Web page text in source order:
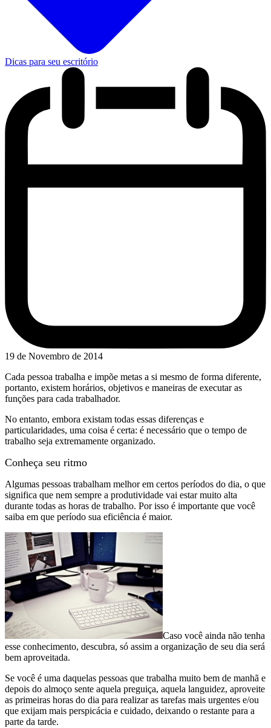
Dicas para seu escritório
19 de Novembro de 2014
Cada pessoa trabalha e impõe metas a si mesmo de forma diferente,
portanto, existem horários, objetivos e maneiras de executar as
funções para cada trabalhador.
No entanto, embora existam todas essas diferenças e
particularidades, uma coisa é certa: é necessário que o tempo de
trabalho seja extremamente organizado.
Conheça seu ritmo
Algumas pessoas trabalham melhor em certos períodos do dia, o que
significa que nem sempre a produtividade vai estar muito alta
durante todas as horas de trabalho. Por isso é importante que você
saiba em que período sua eficiência é maior.
Caso você ainda não tenha
esse conhecimento, descubra, só assim a organização de seu dia será
bem aproveitada.
Se você é uma daquelas pessoas que trabalha muito bem de manhã e
depois do almoço sente aquela preguiça, aquela languidez, aproveite
as primeiras horas do dia para realizar as tarefas mais urgentes e/ou
que exijam mais perspicácia e cuidado, deixando o restante para a
parte da tarde.